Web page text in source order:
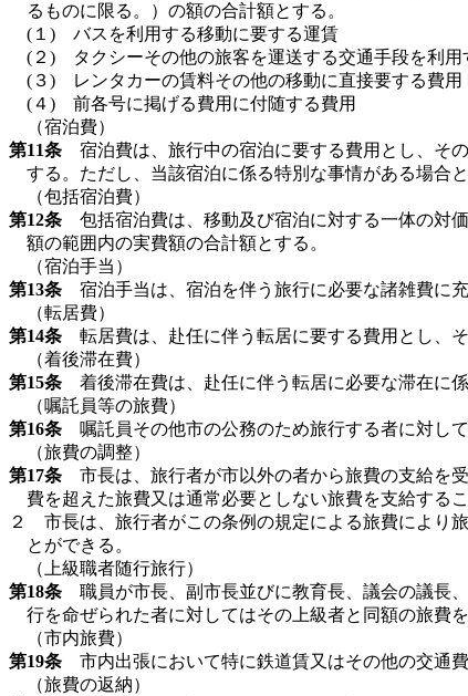
るものに限る。）の額の合計額とする。
(１) バスを利用する移動に要する運賃
(２) タクシーその他の旅客を運送する交通手段を利用
(３) レンタカーの賃料その他の移動に直接要する費用
(４) 前各号に掲げる費用に付随する費用
（宿泊費）
第11条 宿泊費は、旅行中の宿泊に要する費用とし、そ
する。ただし、当該宿泊に係る特別な事情がある場合
（包括宿泊費）
第12条 包括宿泊費は、移動及び宿泊に対する一体の対
額の範囲内の実費額の合計額とする。
（宿泊手当）
第13条 宿泊手当は、宿泊を伴う旅行に必要な諸雑費に
（転居費）
第14条 転居費は、赴任に伴う転居に要する費用とし、
（着後滞在費）
第15条 着後滞在費は、赴任に伴う転居に必要な滞在に
（嘱託員等の旅費）
第16条 嘱託員その他市の公務のため旅行する者に対し
（旅費の調整）
第17条 市長は、旅行者が市以外の者から旅費の支給を
費を超えた旅費又は通常必要としない旅費を支給する
２ 市長は、旅行者がこの条例の規定による旅費により
とができる。
（上級職者随行旅行）
第18条 職員が市長、副市長並びに教育長、議会の議長
行を命ぜられた者に対してはその上級者と同額の旅費を
（市内旅費）
第19条 市内出張において特に鉄道賃又はその他の交通
（旅費の返納）